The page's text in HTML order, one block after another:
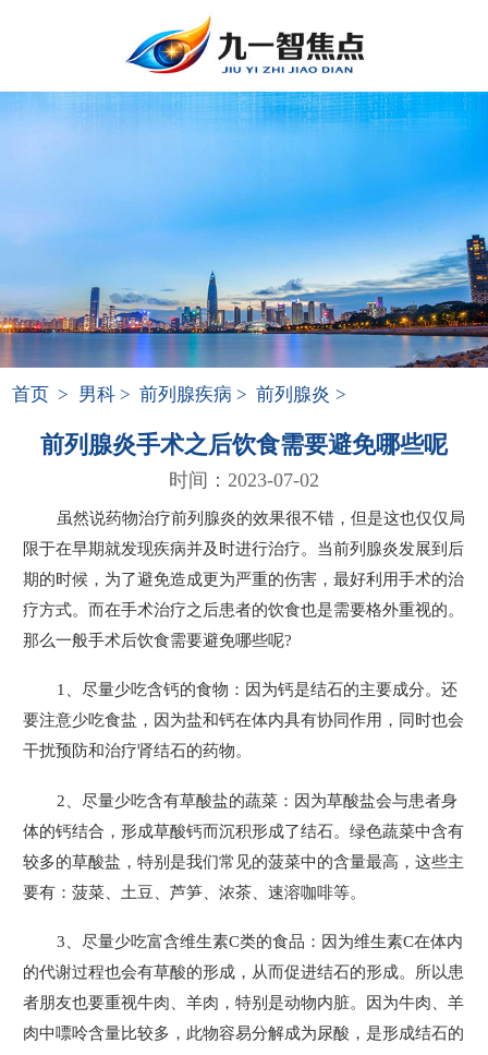
首页 > 男科 > 前列腺疾病 > 前列腺炎 >
前列腺炎手术之后饮食需要避免哪些呢
时间：2023-07-02
虽然说药物治疗前列腺炎的效果很不错，但是这也仅仅局
限于在早期就发现疾病并及时进行治疗。当前列腺炎发展到后
期的时候，为了避免造成更为严重的伤害，最好利用手术的治
疗方式。而在手术治疗之后患者的饮食也是需要格外重视的。
那么一般手术后饮食需要避免哪些呢?
1、尽量少吃含钙的食物：因为钙是结石的主要成分。还
要注意少吃食盐，因为盐和钙在体内具有协同作用，同时也会
干扰预防和治疗肾结石的药物。
2、尽量少吃含有草酸盐的蔬菜：因为草酸盐会与患者身
体的钙结合，形成草酸钙而沉积形成了结石。绿色蔬菜中含有
较多的草酸盐，特别是我们常见的菠菜中的含量最高，这些主
要有：菠菜、土豆、芦笋、浓茶、速溶咖啡等。
3、尽量少吃富含维生素C类的食品：因为维生素C在体内
的代谢过程也会有草酸的形成，从而促进结石的形成。所以患
者朋友也要重视牛肉、羊肉，特别是动物内脏。因为牛肉、羊
肉中嘌呤含量比较多，此物容易分解成为尿酸，是形成结石的